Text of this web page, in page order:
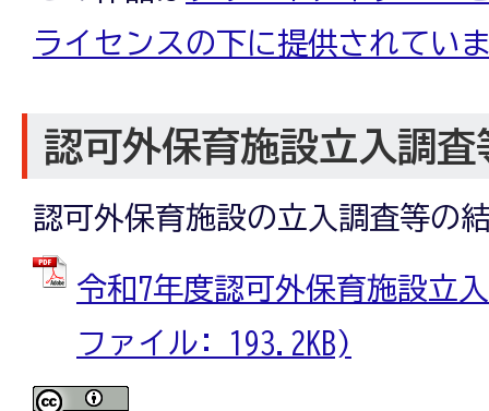
ライセンスの下に提供されてい
認可外保育施設立入調査
認可外保育施設の立入調査等の
令和7年度認可外保育施設立
ファイル: 193.2KB)